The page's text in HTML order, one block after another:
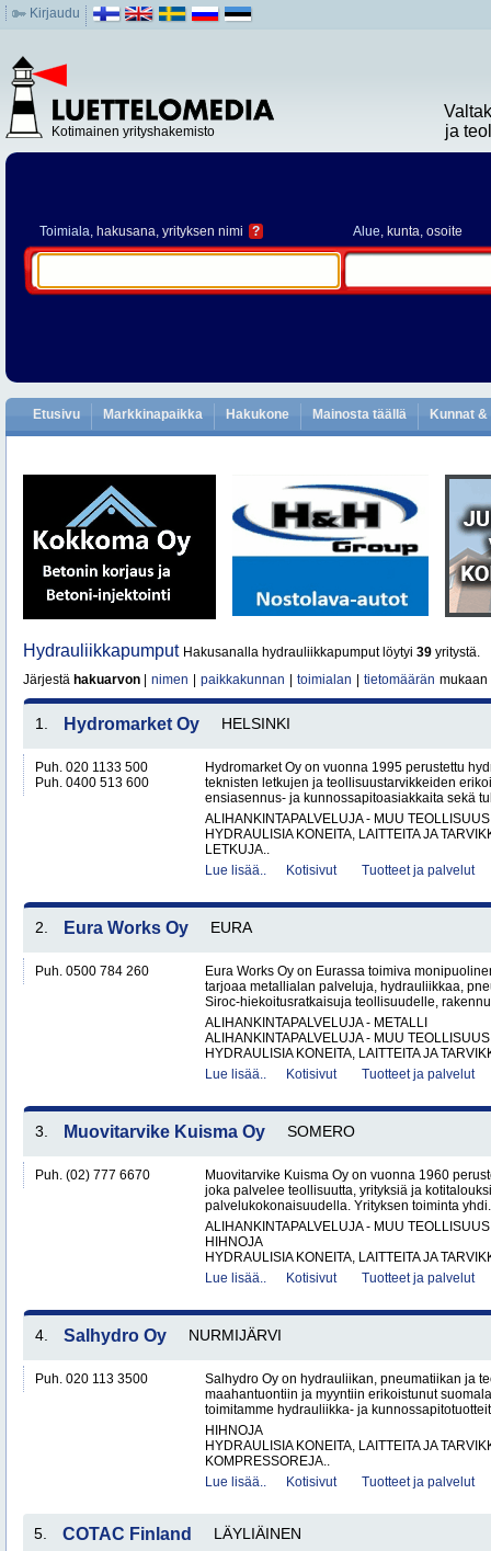
Kirjaudu
Kotimainen yrityshakemisto
ja
Toimiala, hakusana, yrityksen nimi ? Alue, kunta, osoite
Etusivu Markkinapaikka Hakukone Mainosta täällä Kunnat
Hydrauliikkapumput Hakusanalla hydrauliikkapumput löytyi 39 yritystä.
Järjestä hakuarvon nimen paikkakunnan toimialan tietomäärän mukaan
1. Hydromarket Oy HELSINKI
Puh. 020 1133 500
Puh. 0400 513 600
Hydromarket Oy on vuonna 1995 perustettu
teknisten letkujen ja teollisuustarvikkeiden
ensiasennus- ja kunnossapitoasiakkaita sekä
ALIHANKINTAPALVELUJA - MUU TEOLLISUUS
HYDRAULISIA KONEITA, LAITTEITA JA
LETKUJA..
Lue lisää..
Kotisivut Tuotteet ja palvelut
2. Eura Works Oy EURA
Puh. 0500 784 260
Eura Works Oy on Eurassa toimiva
tarjoaa metallialan palveluja, hydrauliikkaa,
Siroc-hiekoitusratkaisuja teollisuudelle,
ALIHANKINTAPALVELUJA - METALLI
ALIHANKINTAPALVELUJA - MUU TEOLLISUUS
HYDRAULISIA KONEITA, LAITTEITA JA
Lue lisää..
Kotisivut Tuotteet ja palvelut
3. Muovitarvike Kuisma Oy SOMERO
Puh. (02) 777 6670
Muovitarvike Kuisma Oy on vuonna 1960
joka palvelee teollisuutta, yrityksiä ja
palvelukokonaisuudella. Yrityksen toiminta
ALIHANKINTAPALVELUJA - MUU TEOLLISUUS
HIHNOJA
HYDRAULISIA KONEITA, LAITTEITA JA
Lue lisää..
Kotisivut Tuotteet ja palvelut
4. Salhydro Oy NURMIJÄRVI
Puh. 020 113 3500
Salhydro Oy on hydrauliikan, pneumatiikan ja
maahantuontiin ja myyntiin erikoistunut
toimitamme hydrauliikka- ja
HIHNOJA
HYDRAULISIA KONEITA, LAITTEITA JA
KOMPRESSOREJA..
Lue lisää..
Kotisivut Tuotteet ja palvelut
5. COTAC Finland LÄYLIÄINEN